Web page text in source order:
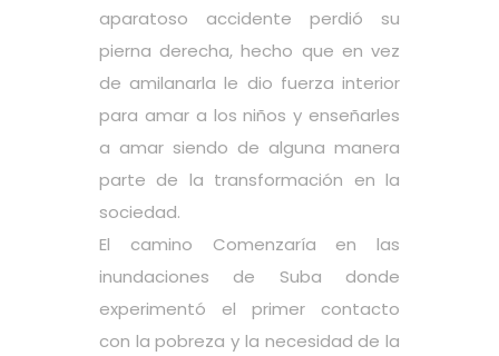
aparatoso accidente perdió su
pierna derecha, hecho que en vez
de amilanarla le dio fuerza interior
para amar a los niños y enseñarles
a amar siendo de alguna manera
parte de la transformación en la
sociedad.
El camino Comenzaría en las
inundaciones de Suba donde
experimentó el primer contacto
con la pobreza y la necesidad de la